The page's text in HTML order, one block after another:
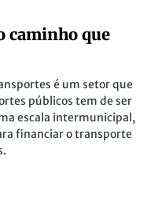
caminho que
é um setor que
públicos tem de ser
escala intermunicipal,
financiar o transporte